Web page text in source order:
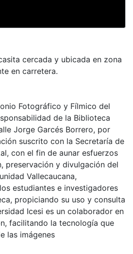
cercada y ubicada en zona
en carretera.
Fotográfico y Fílmico del
de la Biblioteca
Jorge Garcés Borrero, por
suscrito con la Secretaría de
con el fin de aunar esfuerzos
preservación y divulgación del
Vallecaucana,
estudiantes e investigadores
propiciando su uso y consulta
Icesi es un colaborador en
facilitando la tecnología que
las imágenes